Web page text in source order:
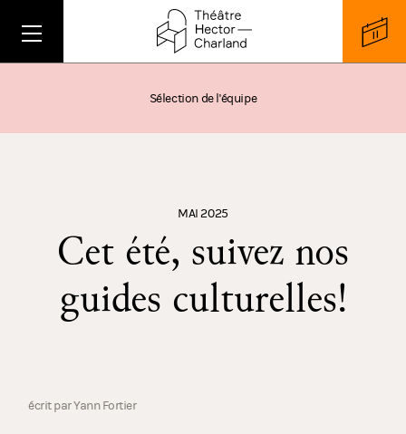
Sélection de l'équipe
MAI 2025
Cet été, suivez nos
guides culturelles!
écrit par Yann Fortier